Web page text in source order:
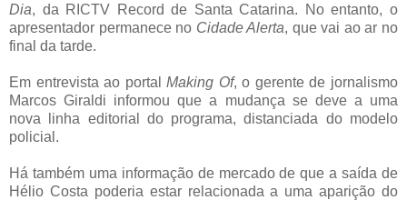
Dia, da RICTV Record de Santa Catarina. No entanto, o
apresentador permanece no Cidade Alerta, que vai ao ar no
final da tarde.
Em entrevista ao portalMaking Of, o gerente de jornalismo
Marcos Giraldi informou que a mudança se deve a uma
nova linha editorial do programa, distanciada do modelo
policial.
Há também uma informação de mercado de que a saída de
Hélio Costa poderia estar relacionada a uma aparição do